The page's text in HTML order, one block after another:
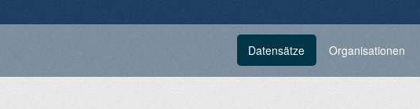
Datensätze Organisationen